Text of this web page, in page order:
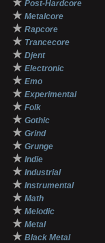
★ Post-Hardcore
★ Metalcore
★ Rapcore
★ Trancecore
★ Djent
★ Electronic
★ Emo
★ Experimental
★ Folk
★ Gothic
★ Grind
★ Grunge
★ Indie
★ Industrial
★ Instrumental
★ Math
★ Melodic
★ Metal
★ Black Metal